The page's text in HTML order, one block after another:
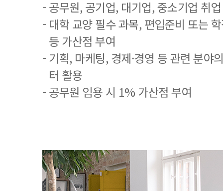
- 공무원, 공기업, 대기업, 중소기업 취
- 대학 교양 필수 과목, 편입준비 또는
등 가산점 부여
- 기획, 마케팅, 경제·경영 등 관련 분야
터 활용
- 공무원 임용 시 1% 가산점 부여